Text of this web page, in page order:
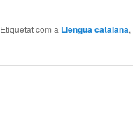
Etiquetat com a Llengua catalana,